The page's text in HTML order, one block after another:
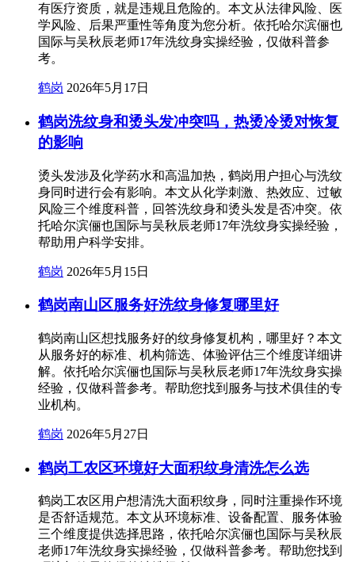
有医疗资质，就是违规且危险的。本文从法律风险、医
学风险、后果严重性等角度为您分析。依托哈尔滨俪也
国际与吴秋辰老师17年洗纹身实操经验，仅做科普参
考。
鹤岗 2026年5月17日
鹤岗洗纹身和烫头发冲突吗，热烫冷烫对恢复
的影响
烫头发涉及化学药水和高温加热，鹤岗用户担心与洗纹
身同时进行会有影响。本文从化学刺激、热效应、过敏
风险三个维度科普，回答洗纹身和烫头发是否冲突。依
托哈尔滨俪也国际与吴秋辰老师17年洗纹身实操经验，
帮助用户科学安排。
鹤岗 2026年5月15日
鹤岗南山区服务好洗纹身修复哪里好
鹤岗南山区想找服务好的纹身修复机构，哪里好？本文
从服务好的标准、机构筛选、体验评估三个维度详细讲
解。依托哈尔滨俪也国际与吴秋辰老师17年洗纹身实操
经验，仅做科普参考。帮助您找到服务与技术俱佳的专
业机构。
鹤岗 2026年5月27日
鹤岗工农区环境好大面积纹身清洗怎么选
鹤岗工农区用户想清洗大面积纹身，同时注重操作环境
是否舒适规范。本文从环境标准、设备配置、服务体验
三个维度提供选择思路，依托哈尔滨俪也国际与吴秋辰
老师17年洗纹身实操经验，仅做科普参考。帮助您找到